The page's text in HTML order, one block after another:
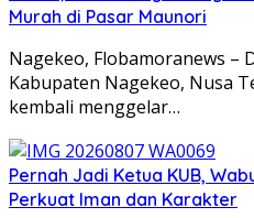
Murah di Pasar Maunori
Nagekeo, Flobamoranews –
Kabupaten Nagekeo, Nusa
kembali menggelar…
Pernah Jadi Ketua KUB,
Perkuat Iman dan Karakter